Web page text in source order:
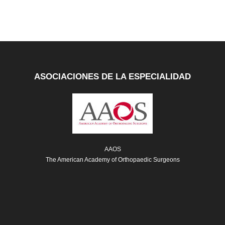
ASOCIACIONES DE LA ESPECIALIDAD
AAOS
The American Academy of Orthopaedic Surgeons